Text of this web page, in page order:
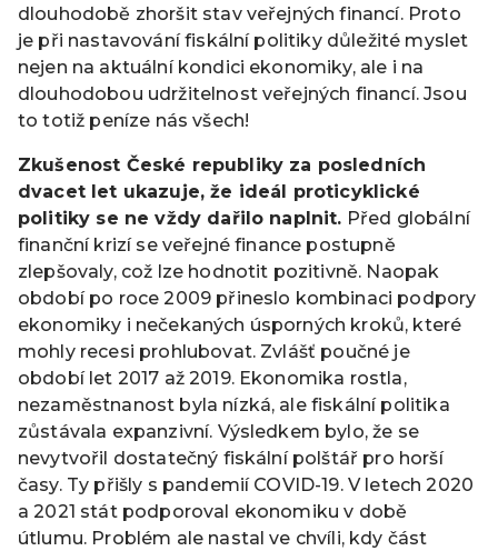
dlouhodobě zhoršit stav veřejných financí. Proto
je při nastavování fiskální politiky důležité myslet
nejen na aktuální kondici ekonomiky, ale i na
dlouhodobou udržitelnost veřejných financí. Jsou
to totiž peníze nás všech!
Zkušenost České republiky za posledních
dvacet let ukazuje, že ideál proticyklické
politiky se ne vždy dařilo naplnit. Před globální
finanční krizí se veřejné finance postupně
zlepšovaly, což lze hodnotit pozitivně. Naopak
období po roce 2009 přineslo kombinaci podpory
ekonomiky i nečekaných úsporných kroků, které
mohly recesi prohlubovat. Zvlášť poučné je
období let 2017 až 2019. Ekonomika rostla,
nezaměstnanost byla nízká, ale fiskální politika
zůstávala expanzivní. Výsledkem bylo, že se
nevytvořil dostatečný fiskální polštář pro horší
časy. Ty přišly s pandemií COVID-19. V letech 2020
a 2021 stát podporoval ekonomiku v době
útlumu. Problém ale nastal ve chvíli, kdy část